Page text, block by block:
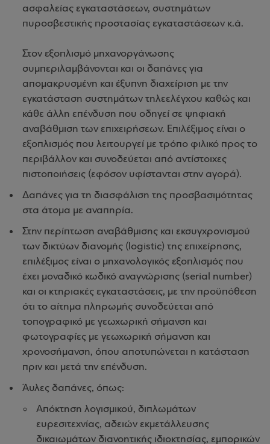
ασφαλείας εγκαταστάσεων, συστημάτων
πυροσβεστικής προστασίας εγκαταστάσεων κ.ά.
Στον εξοπλισμό μηχανοργάνωσης
συμπεριλαμβάνονται και οι δαπάνες για
απομακρυσμένη και έξυπνη διαχείριση με την
εγκατάσταση συστημάτων τηλεελέγχου καθώς και
κάθε άλλη επένδυση που οδηγεί σε ψηφιακή
αναβάθμιση των επιχειρήσεων. Επιλέξιμος είναι ο
εξοπλισμός που λειτουργεί με τρόπο φιλικό προς το
περιβάλλον και συνοδεύεται από αντίστοιχες
πιστοποιήσεις (εφόσον υφίστανται στην αγορά).
Δαπάνες για τη διασφάλιση της προσβασιμότητας
στα άτομα με αναπηρία.
Στην περίπτωση αναβάθμισης και εκσυγχρονισμού
των δικτύων διανομής (logistic) της επιχείρησης,
επιλέξιμος είναι ο μηχανολογικός εξοπλισμός που
έχει μοναδικό κωδικό αναγνώρισης (serial number)
και οι κτηριακές εγκαταστάσεις, με την προϋπόθεση
ότι το αίτημα πληρωμής συνοδεύεται από
τοπογραφικό με γεωχωρική σήμανση και
φωτογραφίες με γεωχωρική σήμανση και
χρονοσήμανση, όπου αποτυπώνεται η κατάσταση
πριν και μετά την επένδυση.
Άυλες δαπάνες, όπως:
Απόκτηση λογισμικού, διπλωμάτων
ευρεσιτεχνίας, αδειών εκμετάλλευσης
δικαιωμάτων διανοητικής ιδιοκτησίας, εμπορικών